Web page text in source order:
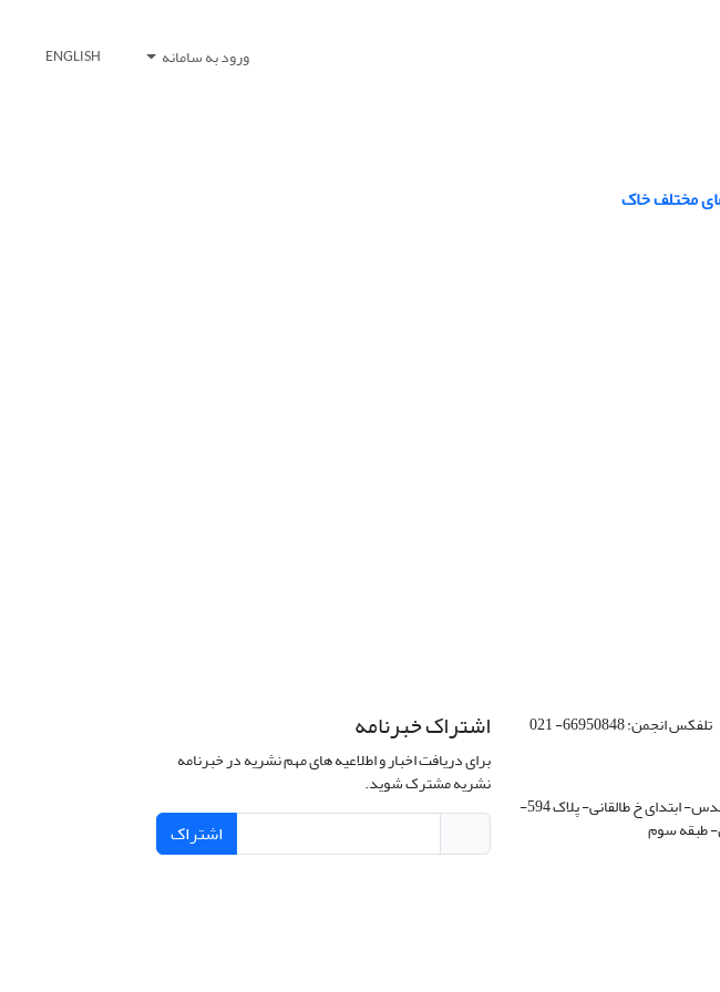
ورود به سامانه ENGLISH
مختلف خاک
خیابان انقلاب- خیابان قدس- ابتدای خ طالقانی- پلاک 594-
طبقه سوم
اشتراک خبرنامه
برای دریافت اخبار و اطلاعیه های مهم نشریه در خبرنامه
نشریه مشترک شوید.
اشتراک